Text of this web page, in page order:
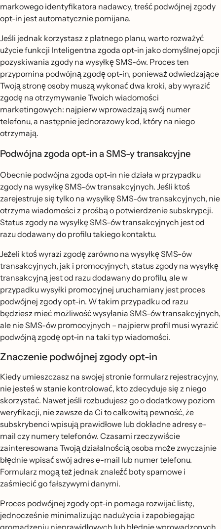
markowego identyfikatora nadawcy, treść podwójnej zgody
opt-in jest automatycznie pomijana.
Jeśli jednak korzystasz z płatnego planu, warto rozważyć
użycie funkcji Inteligentna zgoda opt-in jako domyślnej opcji
pozyskiwania zgody na wysyłkę SMS-ów. Proces ten
przypomina podwójną zgodę opt-in, ponieważ odwiedzające
Twoją stronę osoby muszą wykonać dwa kroki, aby wyrazić
zgodę na otrzymywanie Twoich wiadomości
marketingowych: najpierw wprowadzają swój numer
telefonu, a następnie jednorazowy kod, który na niego
otrzymają.
Podwójna zgoda opt-in a SMS-y transakcyjne
Obecnie podwójna zgoda opt-in nie działa w przypadku
zgody na wysyłkę SMS-ów transakcyjnych. Jeśli ktoś
zarejestruje się tylko na wysyłkę SMS-ów transakcyjnych, nie
otrzyma wiadomości z prośbą o potwierdzenie subskrypcji.
Status zgody na wysyłkę SMS-ów transakcyjnych jest od
razu dodawany do profilu takiego kontaktu.
Jeżeli ktoś wyrazi zgodę zarówno na wysyłkę SMS-ów
transakcyjnych, jak i promocyjnych, status zgody na wysyłkę
transakcyjną jest od razu dodawany do profilu, ale w
przypadku wysyłki promocyjnej uruchamiany jest proces
podwójnej zgody opt-in. W takim przypadku od razu
będziesz mieć możliwość wysyłania SMS-ów transakcyjnych,
ale nie SMS-ów promocyjnych – najpierw profil musi wyrazić
podwójną zgodę opt-in na taki typ wiadomości.
Znaczenie podwójnej zgody opt-in
Kiedy umieszczasz na swojej stronie formularz rejestracyjny,
nie jesteś w stanie kontrolować, kto zdecyduje się z niego
skorzystać. Nawet jeśli rozbudujesz go o dodatkowy poziom
weryfikacji, nie zawsze da Ci to całkowitą pewność, że
subskrybenci wpisują prawidłowe lub dokładne adresy e-
mail czy numery telefonów. Czasami rzeczywiście
zainteresowana Twoją działalnością osoba może zwyczajnie
błędnie wpisać swój adres e-mail lub numer telefonu.
Formularz mogą też jednak znaleźć boty spamowe i
zaśmiecić go fałszywymi danymi.
Proces podwójnej zgody opt-in pomaga rozwijać listę,
jednocześnie minimalizując nadużycia i zapobiegając
gromadzeniu nieprawidłowych lub błędnie wprowadzonych